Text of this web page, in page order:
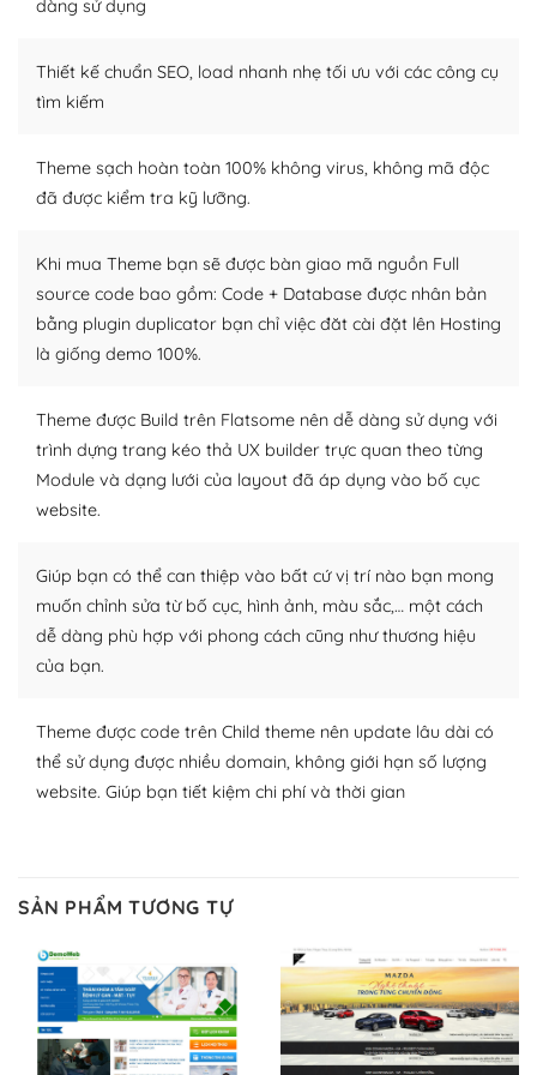
WordPress là nơi lưu trữ cho một diễn đàn cộng đồng
người cuồng tín WordPress.
Nếu bạn gặp khó khăn, bạn có thể lên mạng và tìm
lời, giải đáp vấn đề của bạn.
Cộng đồng sử dụng WordPress sẵn sàng hỗ trợ bạn
– Đa dạng plugin và themes
Plugin mở rộng là thành phần cài đặt thêm vào
WordPress để tăng thêm các tính năng cần thiết. Có
nhiều plugin trả phí hoặc miễn phí.
Nhờ lượng người dùng đông đảo, thư viện themes và
thích chọn lựa plugin và themes phù hợp cho mục đích
lập website của mình.
WordPress đa dạng plugin và themes
Với mọi Hosting bất kỳ thì WordPress đều có thể dễ
dàng thiết lập vì thực tế nó đã cung cấp khoảng 60%
trang web WordPress của bạn.
Dễ dàng lựa chọn Hosting cho website WordPress
– Bảo mật cực tốt
Vì WordPress hiện là nền tảng xây dựng trang web và
dàng sử dụng
Thiết kế chuẩn SEO, load nhanh nhẹ tối ưu với các công cụ
tìm kiếm
Theme sạch hoàn toàn 100% không virus, không mã độc
đã được kiểm tra kỹ lưỡng.
Khi mua Theme bạn sẽ được bàn giao mã nguồn Full
source code bao gồm: Code + Database được nhân bản
bằng plugin duplicator bạn chỉ việc đăt cài đặt lên Hosting
là giống demo 100%.
Theme được Build trên Flatsome nên dễ dàng sử dụng với
trình dựng trang kéo thả UX builder trực quan theo từng
Module và dạng lưới của layout đã áp dụng vào bố cục
website.
Giúp bạn có thể can thiệp vào bất cứ vị trí nào bạn mong
muốn chỉnh sửa từ bố cục, hình ảnh, màu sắc,… một cách
dễ dàng phù hợp với phong cách cũng như thương hiệu
của bạn.
Theme được code trên Child theme nên update lâu dài có
thể sử dụng được nhiều domain, không giới hạn số lượng
website. Giúp bạn tiết kiệm chi phí và thời gian
SẢN PHẨM TƯƠNG TỰ